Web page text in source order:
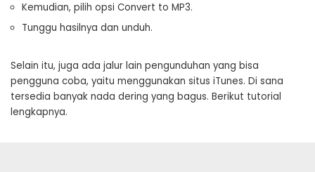
Kemudian, pilih opsi Convert to MP3.
Tunggu hasilnya dan unduh.
Selain itu, juga ada jalur lain pengunduhan yang bisa
pengguna coba, yaitu menggunakan situs iTunes. Di sana
tersedia banyak nada dering yang bagus. Berikut tutorial
lengkapnya.